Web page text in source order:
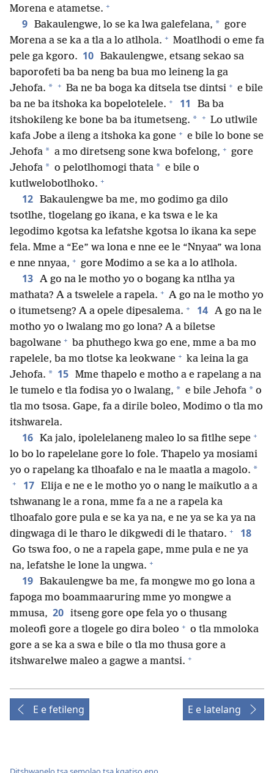
Morena e atametse. +
9 Bakaulengwe, lo se ka lwa galefelana, * gore
Morena a se ka a tla a lo atlhola. + Moatlhodi o eme fa
pele ga kgoro. 10 Bakaulengwe, etsang sekao sa
baporofeti ba ba neng ba bua mo leineng la ga
Jehofa. * + Ba ne ba boga ka ditsela tse dintsi + e bile
ba ne ba itshoka ka bopelotelele. + 11
Ba ba
itshokileng ke bone ba ba itumetseng. * + Lo utlwile
kafa Jobe a ileng a itshoka ka gone + e bile lo bone se
Jehofa * a mo diretseng sone kwa bofelong, + gore
Jehofa * o pelotlhomogi thata * e bile o
kutlwelobotlhoko. +
12 Bakaulengwe ba me, mo godimo ga dilo
tsotlhe, tlogelang go ikana, e ka tswa e le ka
legodimo kgotsa ka lefatshe kgotsa lo ikana ka sepe
fela. Mme a “Ee” wa lona e nne ee le “Nnyaa” wa lona
e nne nnyaa, + gore Modimo a se ka a lo atlhola.
13 A go na le motho yo o bogang ka ntlha ya
mathata? A a tswelele a rapela. + A go na le motho yo
o itumetseng? A a opele dipesalema. + 14 A go na le
motho yo o lwalang mo go lona? A a biletse
bagolwane + ba phuthego kwa go ene, mme a ba mo
rapelele, ba mo tlotse ka leokwane + ka leina la ga
Jehofa. * 15 Mme thapelo e motho a e rapelang a na
le tumelo e tla fodisa yo o lwalang, * e bile Jehofa * o
tla mo tsosa. Gape, fa a dirile boleo, Modimo o tla mo
itshwarela.
16 Ka jalo, ipolelelaneng maleo lo sa fitlhe sepe +
lo bo lo rapelelane gore lo fole. Thapelo ya mosiami
yo o rapelang ka tlhoafalo e na le maatla a magolo. *
+ 17 Elija e ne e le motho yo o nang le maikutlo a a
tshwanang le a rona, mme fa a ne a rapela ka
tlhoafalo gore pula e se ka ya na, e ne ya se ka ya na
dingwaga di le tharo le dikgwedi di le thataro. + 18
Go tswa foo, o ne a rapela gape, mme pula e ne ya
na, lefatshe le lone la ungwa. +
19 Bakaulengwe ba me, fa mongwe mo go lona a
fapoga mo boammaaruring mme yo mongwe a
mmusa, 20 itseng gore ope fela yo o thusang
moleofi gore a tlogele go dira boleo + o tla mmoloka
gore a se ka a swa e bile o tla mo thusa gore a
itshwarelwe maleo a gagwe a mantsi. +
E e fetileng E e latelang